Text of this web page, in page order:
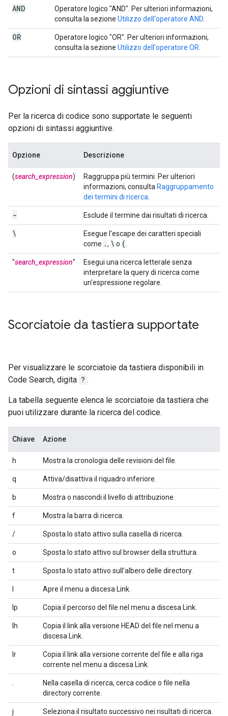
AND
Operatore logico "AND". Per ulteriori informazioni,
consulta la sezione Utilizzo dell'operatore AND
OR
Operatore logico "OR". Per ulteriori informazioni,
consulta la sezione Utilizzo dell'operatore OR
Opzioni di sintassi aggiuntive
Per la ricerca di codice sono supportate le seguenti
opzioni di sintassi aggiuntive.
Opzione Descrizione
(search_expression)
Raggruppa più termini. Per ulteriori
informazioni, consulta Raggruppamento
dei termini di ricerca
- Esclude il termine dai risultati di ricerca.
\
Esegue l'escape dei caratteri speciali
come ., \ o (
"search_expression"
Esegui una ricerca letterale senza
interpretare la query di ricerca come
un'espressione regolare.
Scorciatoie da tastiera supportate
Per visualizzare le scorciatoie da tastiera disponibili in
Code Search, digita ? .
La tabella seguente elenca le scorciatoie da tastiera che
puoi utilizzare durante la ricerca del codice.
Chiave Azione
h Mostra la cronologia delle revisioni del file.
q Attiva/disattiva il riquadro inferiore.
b Mostra o nascondi il livello di attribuzione.
f Mostra la barra di ricerca.
/ Sposta lo stato attivo sulla casella di ricerca.
o Sposta lo stato attivo sul browser della struttura.
t Sposta lo stato attivo sull'albero delle directory.
Apre il menu a discesa Link.
lp Copia il percorso del file nel menu a discesa Link.
lh
Copia il link alla versione HEAD del file nel menu a
discesa Link.
lr
Copia il link alla versione corrente del file e alla riga
corrente nel menu a discesa Link.
Nella casella di ricerca, cerca codice o file nella
directory corrente.
j Seleziona il risultato successivo nei risultati di ricerca.